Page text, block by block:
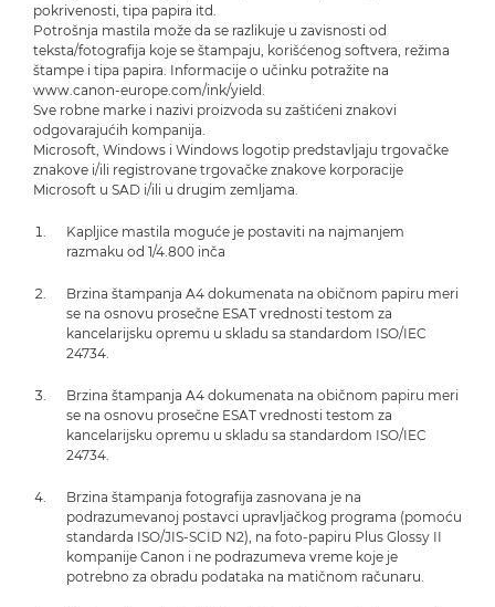
pokrivenosti, tipa papira itd.
Potrošnja mastila može da se razlikuje u zavisnosti od
teksta/fotografija koje se štampaju, korišćenog softvera, režima
štampe i tipa papira. Informacije o učinku potražite na
www.canon-europe.com/ink/yield.
Sve robne marke i nazivi proizvoda su zaštićeni znakovi
odgovarajućih kompanija.
Microsoft, Windows i Windows logotip predstavljaju trgovačke
znakove i/ili registrovane trgovačke znakove korporacije
Microsoft u SAD i/ili u drugim zemljama.
Kapljice mastila moguće je postaviti na najmanjem
razmaku od 1/4.800 inča
Brzina štampanja A4 dokumenata na običnom papiru meri
se na osnovu prosečne ESAT vrednosti testom za
kancelarijsku opremu u skladu sa standardom ISO/IEC
24734.
Brzina štampanja A4 dokumenata na običnom papiru meri
se na osnovu prosečne ESAT vrednosti testom za
kancelarijsku opremu u skladu sa standardom ISO/IEC
24734.
Brzina štampanja fotografija zasnovana je na
podrazumevanoj postavci upravljačkog programa (pomoću
standarda ISO/JIS-SCID N2), na foto-papiru Plus Glossy II
kompanije Canon i ne podrazumeva vreme koje je
potrebno za obradu podataka na matičnom računaru.